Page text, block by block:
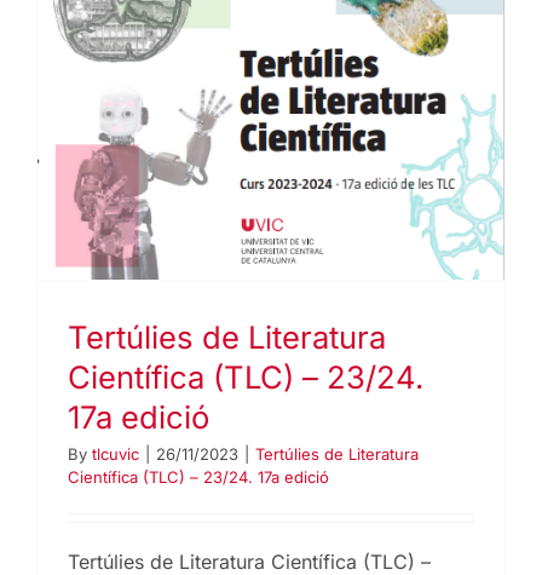
Tertúlies de Literatura
Científica (TLC) – 23/24.
17a edició
By tlcuvic 26/11/2023
Tertúlies de Literatura
Científica (TLC) – 23/24. 17a edició
Tertúlies de Literatura Científica (TLC) –